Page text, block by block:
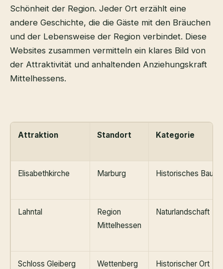
Schönheit der Region. Jeder Ort erzählt eine
andere Geschichte, die die Gäste mit den Bräuchen
und der Lebensweise der Region verbindet. Diese
Websites zusammen vermitteln ein klares Bild von
der Attraktivität und anhaltenden Anziehungskraft
Mittelhessens.
Attraktion Standort Kategorie
Elisabethkirche Marburg Historisches
Lahntal
Region
Mittelhessen
Naturlandschaft
Schloss Gleiberg Wettenberg Historischer Ort